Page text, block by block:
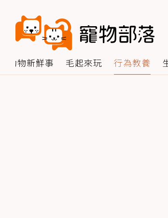
動物新鮮事 毛起來玩 行為教養